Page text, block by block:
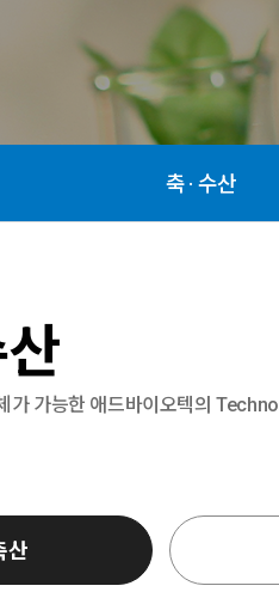
축 · 수산
가 가능한 애드바이오텍의
산